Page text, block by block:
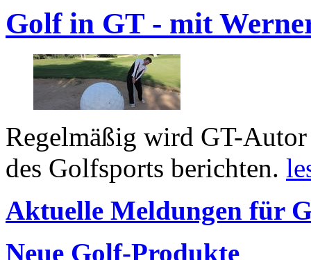
Golf in GT - mit
Regelmäßig wird GT-
des Golfsports berichten.
Aktuelle Meldungen für
Neue Golf-Produkte